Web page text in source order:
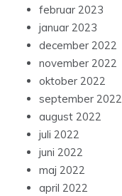
februar 2023
januar 2023
december 2022
november 2022
oktober 2022
september 2022
august 2022
juli 2022
juni 2022
maj 2022
april 2022